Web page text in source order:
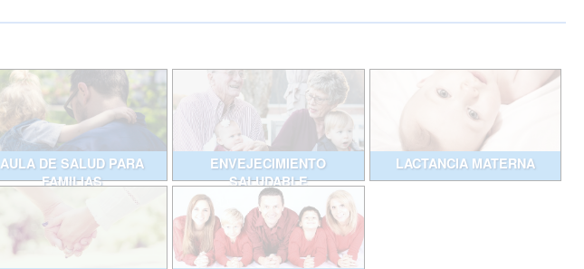
AULA DE SALUD PARA
FAMILIAS
ENVEJECIMIENTO
SALUDABLE
LACTANCIA MATERNA